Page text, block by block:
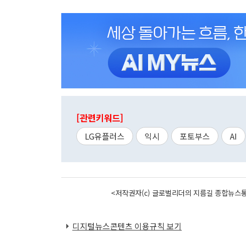
[관련키워드]
LG유플러스 익시 포토부스 AI
<저작권자(c) 글로벌리더의 지름길 종합뉴
디지털뉴스콘텐츠 이용규칙 보기